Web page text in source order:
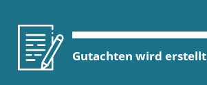
Gutachten wird erstellt